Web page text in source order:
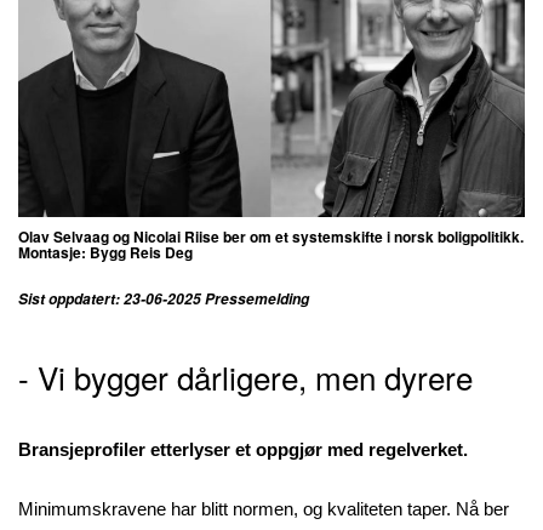
Olav Selvaag og Nicolai Riise ber om et systemskifte i norsk boligpolitikk.
Montasje: Bygg Reis Deg
Sist oppdatert: 23-06-2025 Pressemelding
- Vi bygger dårligere, men dyrere
Bransjeprofiler etterlyser et oppgjør med regelverket.
Minimumskravene har blitt normen, og kvaliteten taper. Nå ber